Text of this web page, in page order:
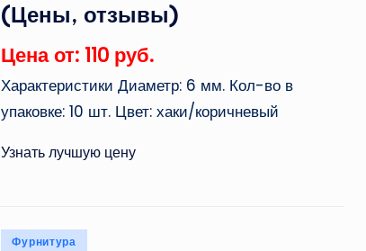
(Цены, отзывы)
Цена от: 110 руб.
Характеристики Диаметр: 6 мм. Кол-во в
упаковке: 10 шт. Цвет: хаки/коричневый
Узнать лучшую цену
Опубликовано
Фурнитура